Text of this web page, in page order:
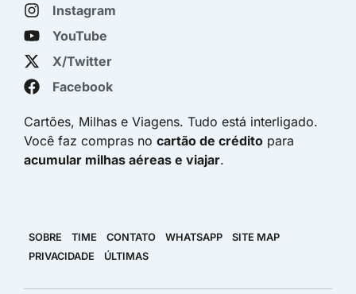
Instagram
YouTube
X/Twitter
Facebook
Cartões, Milhas e Viagens. Tudo está interligado.
Você faz compras no cartão de crédito para
acumular milhas aéreas e viajar.
SOBRE TIME CONTATO WHATSAPP
SITE MAP
PRIVACIDADE
ÚLTIMAS